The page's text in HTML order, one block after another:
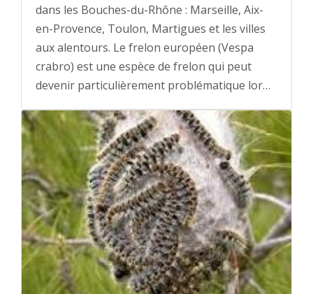
dans les Bouches-du-Rhône : Marseille, Aix-
en-Provence, Toulon, Martigues et les villes
aux alentours. Le frelon européen (Vespa
crabro) est une espèce de frelon qui peut
devenir particulièrement problématique lor…